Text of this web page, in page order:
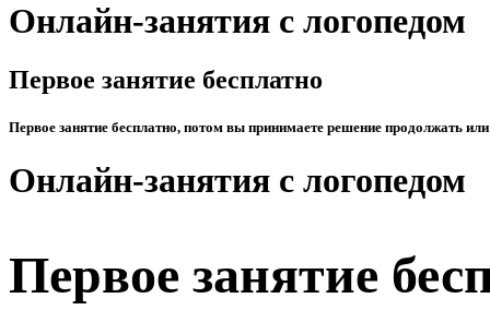
Онлайн-занятия с логопедом
Первое занятие бесплатно
Первое занятие бесплатно, потом вы принимаете решение продолжать или
Онлайн-занятия с логопедом
Первое занятие